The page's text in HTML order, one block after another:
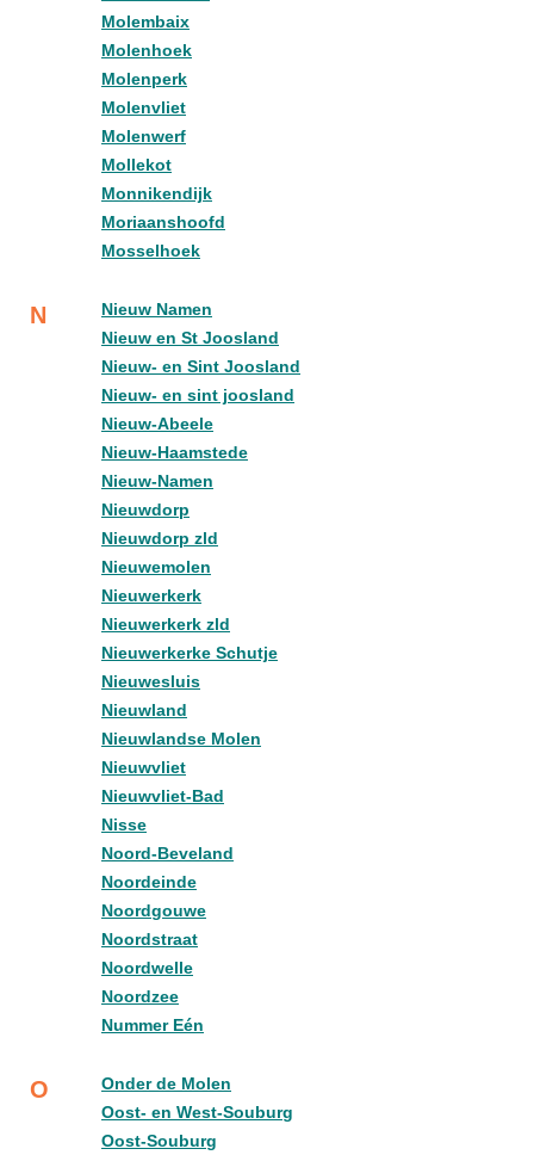
Molembaix
Molenhoek
Molenperk
Molenvliet
Molenwerf
Mollekot
Monnikendijk
Moriaanshoofd
Mosselhoek
N
Nieuw Namen
Nieuw en St Joosland
Nieuw- en Sint Joosland
Nieuw- en sint joosland
Nieuw-Abeele
Nieuw-Haamstede
Nieuw-Namen
Nieuwdorp
Nieuwdorp zld
Nieuwemolen
Nieuwerkerk
Nieuwerkerk zld
Nieuwerkerke Schutje
Nieuwesluis
Nieuwland
Nieuwlandse Molen
Nieuwvliet
Nieuwvliet-Bad
Nisse
Noord-Beveland
Noordeinde
Noordgouwe
Noordstraat
Noordwelle
Noordzee
Nummer Eén
O
Onder de Molen
Oost- en West-Souburg
Oost-Souburg